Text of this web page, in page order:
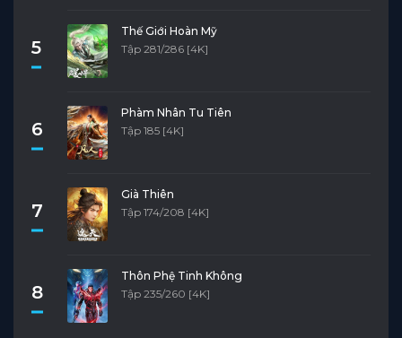
5
Thế Giới Hoàn Mỹ
Tập 281/286 [4K]
6
Phàm Nhân Tu Tiên
Tập 185 [4K]
7
Già Thiên
Tập 174/208 [4K]
8
Thôn Phệ Tinh Không
Tập 235/260 [4K]